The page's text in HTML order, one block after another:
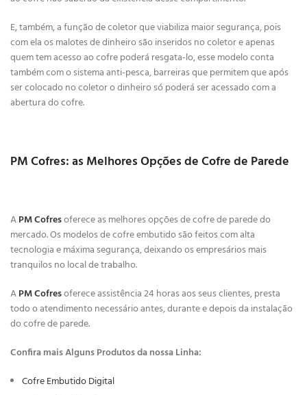
E, também, a função de coletor que viabiliza maior segurança, pois
com ela os malotes de dinheiro são inseridos no coletor e apenas
quem tem acesso ao cofre poderá resgata-lo, esse modelo conta
também com o sistema anti-pesca, barreiras que permitem que após
ser colocado no coletor o dinheiro só poderá ser acessado com a
abertura do cofre.
PM Cofres: as Melhores Opções de Cofre de Parede
APM Cofresoferece as melhores opções de cofre de parede do
mercado. Os modelos de cofre embutido são feitos com alta
tecnologia e máxima segurança, deixando os empresários mais
tranquilos no local de trabalho.
APM Cofresoferece assistência 24 horas aos seus clientes, presta
todo o atendimento necessário antes, durante e depois da instalação
do cofre de parede.
Confira mais Alguns Produtos da nossa Linha:
Cofre Embutido Digital